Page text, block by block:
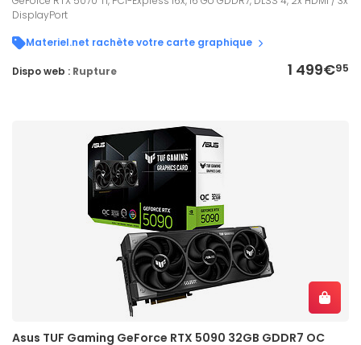
DisplayPort
Materiel.net rachète votre carte graphique
1 499€95
Dispo web : Rupture
Asus TUF Gaming GeForce RTX 5090 32GB GDDR7 OC